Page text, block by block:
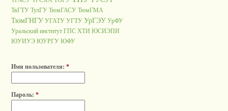
ТвГТУ ТулГУ ТюмГАСУ ТюмГМА
ТюмГНГУ УГАТУ УГТУ УрГЭУ УрФУ
Уральский институт ГПС ХТИ ЮСИЭПИ
ЮУИУЭ ЮУРГУ ЮФУ
Имя пользователя: *
Пароль: *